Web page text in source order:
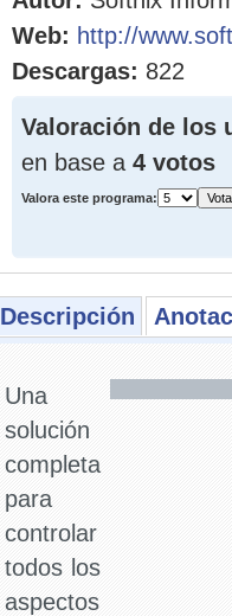
Web: http://
Descargas: 822
Valoración de los
en base a 4 votos
Valora este programa:
Descripción
Una
solución
completa
para
controlar
todos los
aspectos